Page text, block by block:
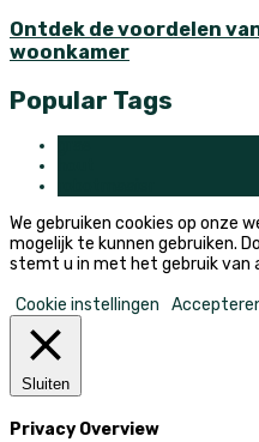
Ontdek de voordelen
woonkamer
Popular Tags
We gebruiken cookies op onze
mogelijk te kunnen gebruiken.
stemt u in met het gebruik van
Cookie instellingen
Sluiten
Privacy Overview